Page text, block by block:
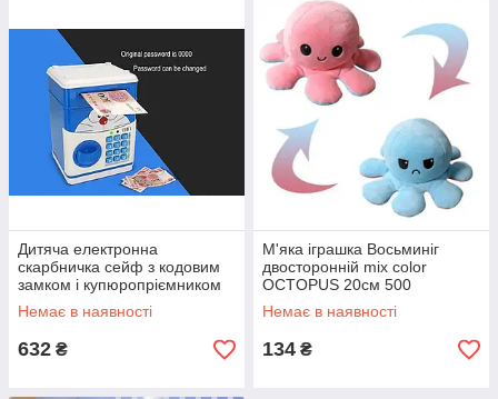
Дитяча електронна
скарбничка сейф з кодовим
замком і купюропріємником
Немає в наявності
632 ₴
М'яка іграшка Восьминіг
двосторонній mix color
OCTOPUS 20см 500
Немає в наявності
134 ₴